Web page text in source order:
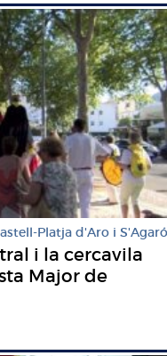
Platja d'Aro i S'Agaró
i la cercavila
Major de